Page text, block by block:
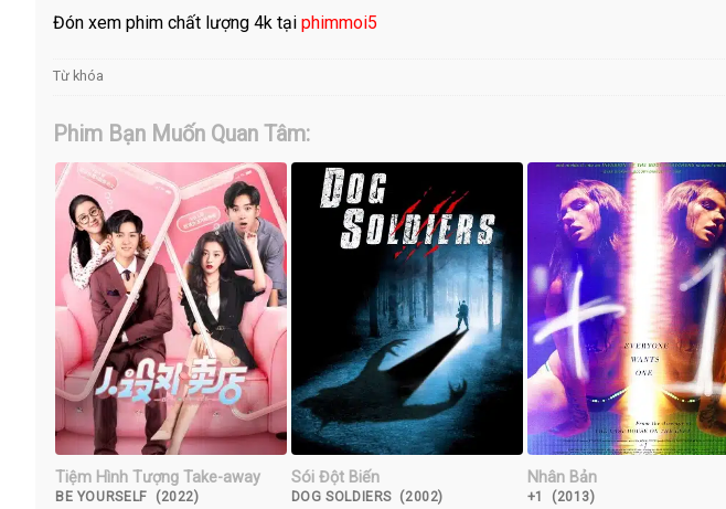
Đón xem phim chất lượng 4k tại phimmoi5
Từ khóa
Phim Bạn Muốn Quan Tâm:
Tiệm Hình Tượng Take-away
BE YOURSELF (2022)
Sói Đột Biến
DOG SOLDIERS (2002)
Nhân Bản
+1 (2013)